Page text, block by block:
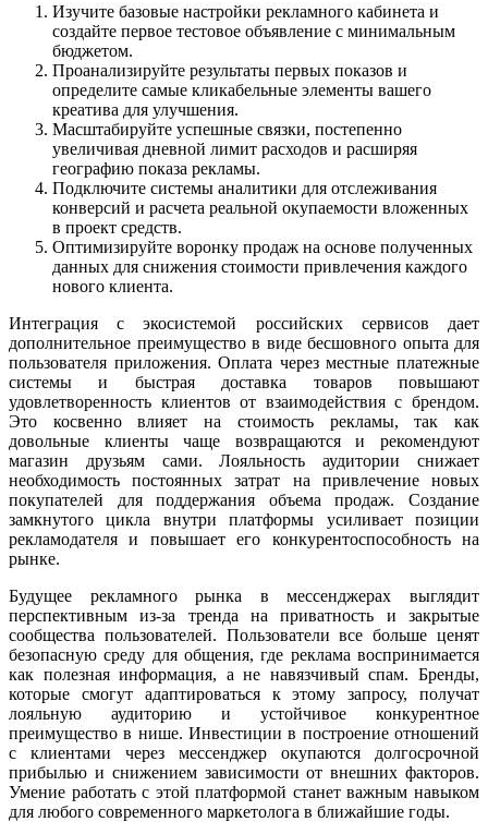
Изучите базовые настройки рекламного кабинета и
создайте первое тестовое объявление с минимальным
бюджетом.
Проанализируйте результаты первых показов и
определите самые кликабельные элементы вашего
креатива для улучшения.
Масштабируйте успешные связки, постепенно
увеличивая дневной лимит расходов и расширяя
географию показа рекламы.
Подключите системы аналитики для отслеживания
конверсий и расчета реальной окупаемости вложенных
в проект средств.
Оптимизируйте воронку продаж на основе полученных
данных для снижения стоимости привлечения каждого
нового клиента.
Интеграция с экосистемой российских сервисов дает
дополнительное преимущество в виде бесшовного опыта для
пользователя приложения. Оплата через местные платежные
системы и быстрая доставка товаров повышают
удовлетворенность клиентов от взаимодействия с брендом.
Это косвенно влияет на стоимость рекламы, так как
довольные клиенты чаще возвращаются и рекомендуют
магазин друзьям сами. Лояльность аудитории снижает
необходимость постоянных затрат на привлечение новых
покупателей для поддержания объема продаж. Создание
замкнутого цикла внутри платформы усиливает позиции
рекламодателя и повышает его конкурентоспособность на
рынке.
Будущее рекламного рынка в мессенджерах выглядит
перспективным из-за тренда на приватность и закрытые
сообщества пользователей. Пользователи все больше ценят
безопасную среду для общения, где реклама воспринимается
как полезная информация, а не навязчивый спам. Бренды,
которые смогут адаптироваться к этому запросу, получат
лояльную аудиторию и устойчивое конкурентное
преимущество в нише. Инвестиции в построение отношений
с клиентами через мессенджер окупаются долгосрочной
прибылью и снижением зависимости от внешних факторов.
Умение работать с этой платформой станет важным навыком
для любого современного маркетолога в ближайшие годы.